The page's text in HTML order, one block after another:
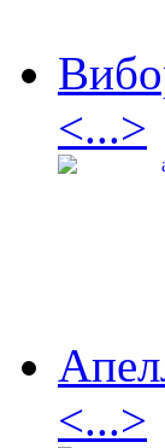
<...>
<...>